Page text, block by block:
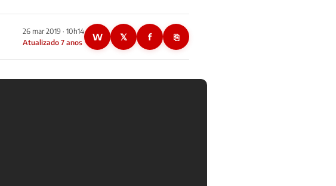
26 mar 2019 · 10h14
Atualizado 7 anos
W 𝕏 f ⎘